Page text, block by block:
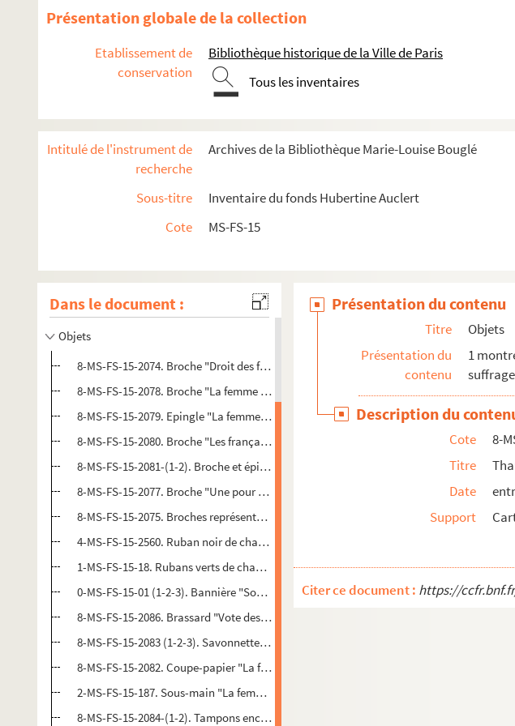
Présentation globale de la collection
Etablissement de
conservation
Bibliothèque historique de la Ville de Paris
Tous les inventaires
Intitulé de l'instrument de
recherche
Archives de la Bibliothèque Marie-Louise Bouglé
Sous-titre
Inventaire du fonds Hubertine Auclert
Cote
MS-FS-15
Dans le document :
Correspondance
Papiers personnels
Objets
8-MS-FS-15-2074. Broche "Droit des femmes égalité justice"
8-MS-FS-15-2078. Broche "La femme doit voter"
8-MS-FS-15-2079. Epingle "La femme doit voter"
8-MS-FS-15-2080. Broche "Les françaises veulent voter"
8-MS-FS-15-2081-(1-2). Broche et épingle "Jus suffragii"
8-MS-FS-15-2077. Broche "Une pour toutes, toutes pour une"
8-MS-FS-15-2075. Broches représentant une main de femme dans une urne électorale
4-MS-FS-15-2560. Ruban noir de chapeau "La femme doit voter"
1-MS-FS-15-18. Rubans verts de chapeau "La femme veut voter"
0-MS-FS-15-01 (1-2-3). Bannière "Société le suffrage des femmes"
8-MS-FS-15-2086. Brassard "Vote des femmes Le Journal comité"
8-MS-FS-15-2083 (1-2-3). Savonnette "La femme paie l'impôt la femme doit voter"
8-MS-FS-15-2082. Coupe-papier "La femme doit voter"
2-MS-FS-15-187. Sous-main "La femme doit voter"
8-MS-FS-15-2084-(1-2). Tampons encreurs "Société Le suffrage des femmes"
Présentation du contenu
Titre
Objets
Présentation du
contenu
1
Description du
Cote
8-
Titre
Date
Support
Citer ce document : https://